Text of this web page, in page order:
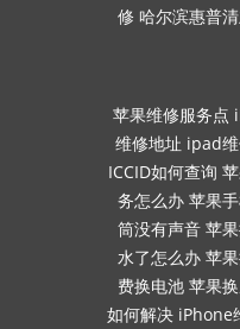
修 哈尔滨惠普
苹果维修服务点
维修地址 ipad
ICCID如何查询
务怎么办 苹果
筒没有声音 苹
水了怎么办 苹
费换电池 苹果
如何解决 iPhone